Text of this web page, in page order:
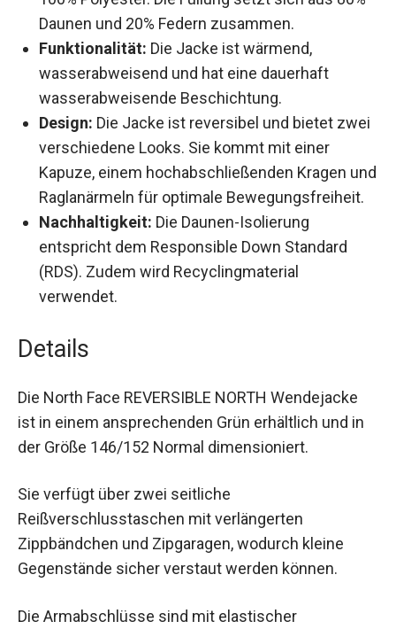
aus 100% Polyester. Die Füllung setzt sich aus
80% Daunen und 20% Federn zusammen.
Funktionalität: Die Jacke ist wärmend,
wasserabweisend und hat eine dauerhaft
wasserabweisende Beschichtung.
Design: Die Jacke ist reversibel und bietet
zwei verschiedene Looks. Sie kommt mit
einer Kapuze, einem hochabschließenden
Kragen und Raglanärmeln für optimale
Bewegungsfreiheit.
Nachhaltigkeit:Die Daunen-Isolierung
entspricht dem Responsible Down Standard
(RDS). Zudem wird Recyclingmaterial
Details
Die North Face REVERSIBLE NORTH Wendejacke
ist in einem ansprechenden Grün erhältlich und in
der Größe 146/152 Normal dimensioniert.
Sie verfügt über zwei seitliche
Reißverschlusstaschen mit verlängerten
Zippbändchen und Zipgaragen, wodurch kleine
Gegenstände sicher verstaut werden können.